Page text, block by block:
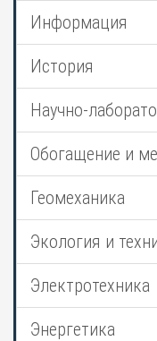
Информация
История
Научно-
Обогащение и
Геомеханика
Экология и
Электротехника
Энергетика